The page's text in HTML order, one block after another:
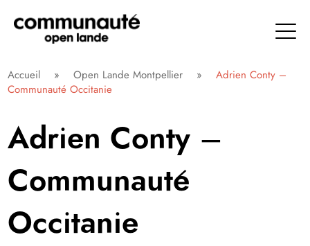
directement
contenu
Communauté Open Lande
Accueil » Open Lande Montpellier »
Adrien Conty –
Communauté Occitanie
Adrien Conty –
Communauté
Occitanie